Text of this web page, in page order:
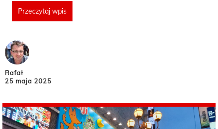
Przeczytaj wpis
Rafał
25 maja 2025